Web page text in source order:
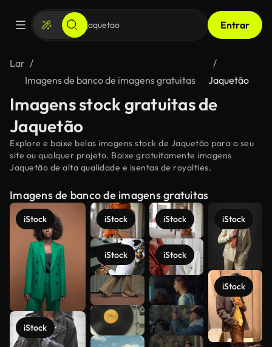
Entrar
Lar
Imagens de banco de imagens gratuitas
Jaquetão
Imagens stock gratuitas de
Jaquetão
Explore e baixe belas imagens stock de Jaquetão para o seu
site ou qualquer projeto. Baixe gratuitamente imagens
Jaquetão de alta qualidade e isentas de royalties.
Imagens de banco de imagens gratuitas
iStock
iStock
iStock
iStock
iStock
iStock
iStock
iStock